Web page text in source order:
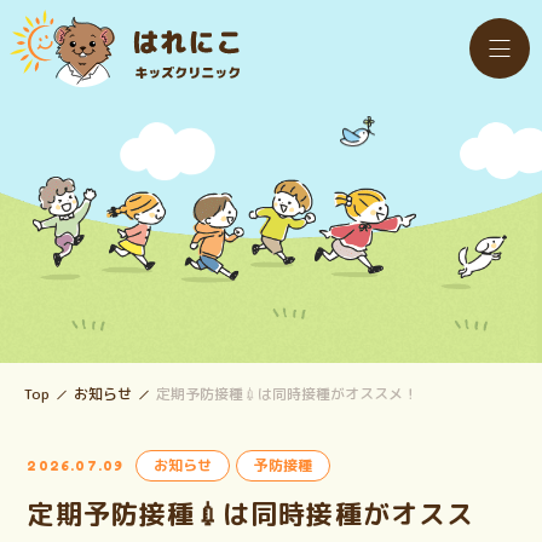
Top お知らせ 定期予防接種💉は同時接種がオススメ！
2026.07.09 お知らせ 予防接種
定期予防接種💉は同時接種がオスス